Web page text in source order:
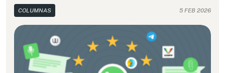
y los negocios de las Big Tech.
COLUMNAS 5 FEB 2026